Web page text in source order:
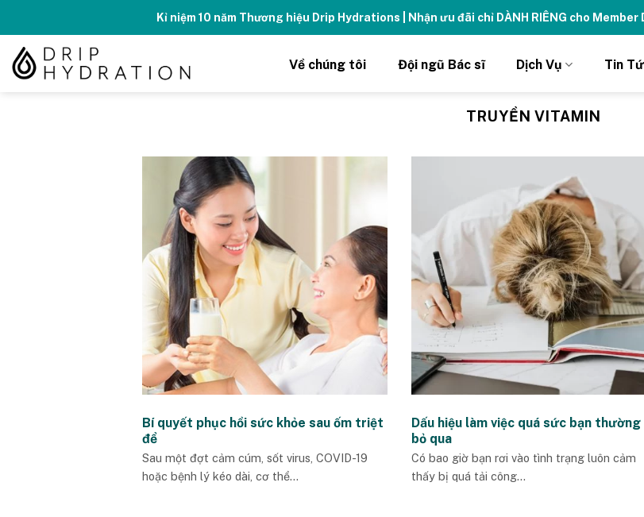
content
Kỉ niệm 10 năm Thương hiệu Drip Hydrations | Nhận ưu đãi chỉ DÀNH RIÊNG cho Member
Về chúng tôi Đội ngũ Bác sĩ Dịch Vụ Tin
TRUYỀN VITAMIN
Bí quyết phục hồi sức khỏe sau ốm triệt
để
Sau một đợt cảm cúm, sốt virus, COVID-19
hoặc bệnh lý kéo dài, cơ thể...
Dấu hiệu làm việc quá sức bạn thường
bỏ qua
Có bao giờ bạn rơi vào tình trạng luôn cảm
thấy bị quá tải công...